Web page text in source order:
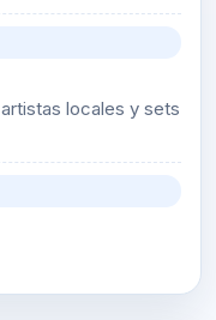
locales y sets